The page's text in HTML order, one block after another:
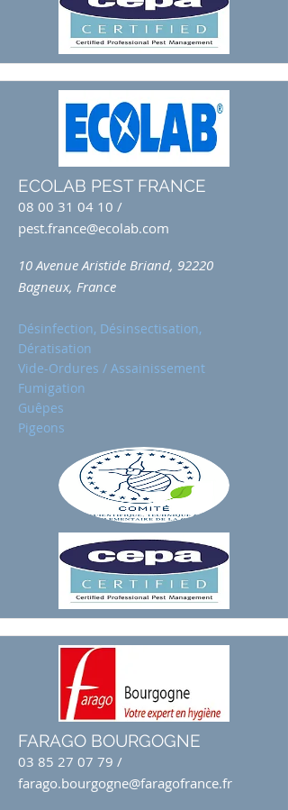
ECOLAB PEST FRANCE
08 00 31 04 10 /
pest.france@ecolab.com
10 Avenue Aristide Briand, 92220
Bagneux, France
Désinfection, Désinsectisation,
Dératisation
Vide-Ordures / Assainissement
Fumigation
Guêpes
Pigeons
FARAGO BOURGOGNE
03 85 27 07 79 /
farago.bourgogne@faragofrance.fr